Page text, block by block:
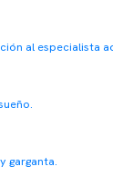
Patio Inglés,
Bello 2337, local 2
o examen del
al especialista
garganta.